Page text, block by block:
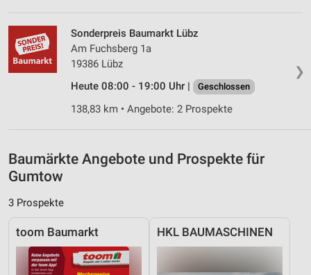
❯
Sonderpreis Baumarkt Lübz
Am Fuchsberg 1a
19386 Lübz
Heute 08:00 - 19:00 Uhr |
Geschlossen
138,83 km • Angebote: 2 Prospekte
Baumärkte Angebote und Prospekte für
Gumtow
3 Prospekte
toom Baumarkt HKL BAUMASCHINEN
Kombinationen von Daten aus verschiedenen
Quellen
Entwicklung und Verbesserung der Angebote
Verwendung genauer Standortdaten
Geräte anhand von aktiv angeforderten
Informationen identifizieren
Notwendig
Performance